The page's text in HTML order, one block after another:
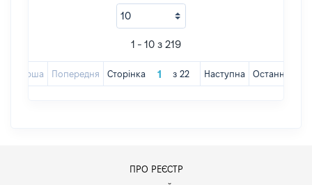
1 - 10 з 219
Перша Попередня Сторінка з 22 Наступна Остання
ПРО РЕЄСТР